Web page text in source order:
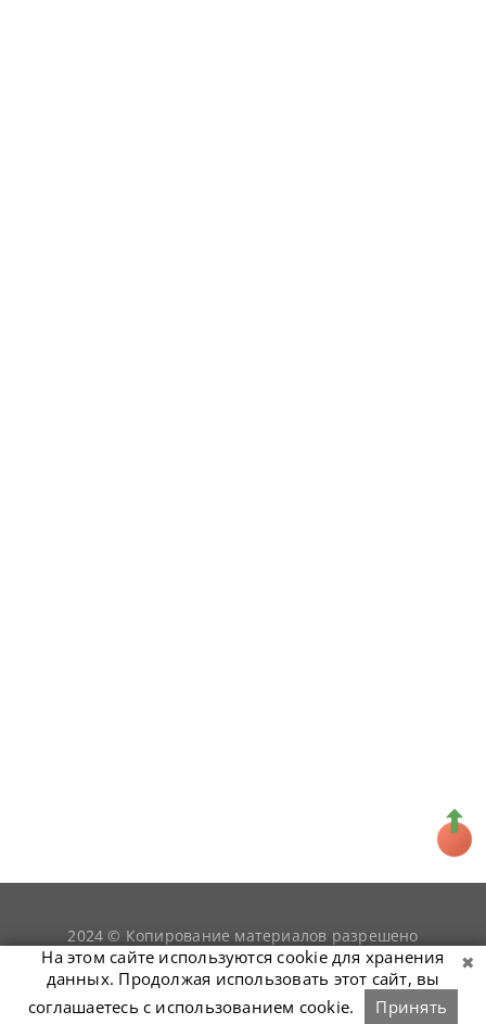
2024 © Копирование материалов разрешено
только при условии гиперссылки наsnookerist.ru
На этом сайте используются cookie для хранения
данных. Продолжая использовать этот сайт, вы
соглашаетесь с использованием cookie.
Принять